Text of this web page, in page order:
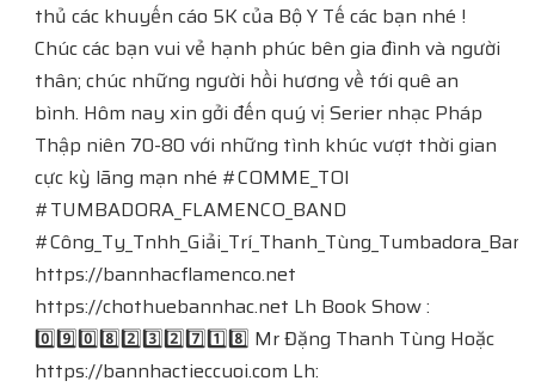
thủ các khuyến cáo 5K của Bộ Y Tế các bạn nhé !
Chúc các bạn vui vẻ hạnh phúc bên gia đình và người
thân; chúc những người hồi hương về tới quê an
bình. Hôm nay xin gởi đến quý vị Serier nhạc Pháp
Thập niên 70-80 với những tình khúc vượt thời gian
cực kỳ lãng mạn nhé #COMME_TOI
#TUMBADORA_FLAMENCO_BAND​​​​
#Công_Ty_Tnhh_Giải_Trí_Thanh_Tùng_Tumbadora_Band​​​​
https://bannhacflamenco.net​​​​
https://chothuebannhac.net​​​​ Lh Book Show :
0️⃣9️⃣0️⃣8️⃣2️⃣3️⃣2️⃣7️⃣1️⃣8️⃣ Mr Đặng Thanh Tùng Hoặc
https://bannhactieccuoi.com​​​​ Lh: